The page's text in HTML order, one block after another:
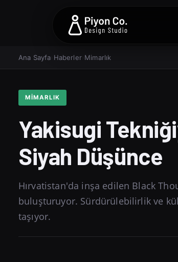
Ana Sayfa Haberler› Mimarlık
MIMARLIK
Yakisugi
Siyah Düşünce
Hırvatistan'da inşa edilen Black
buluşturuyor. Sürdürülebilirlik ve
taşıyor.